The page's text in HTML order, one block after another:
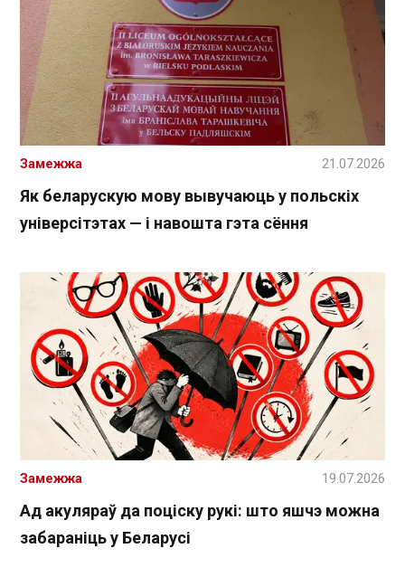
Як беларускую мову вывучаюць у польскіх
універсітэтах — і навошта гэта сёння
Замежжа 21.07.2026
Ад акуляраў да поціску рукі: што яшчэ можна
забараніць у Беларусі
Замежжа 19.07.2026